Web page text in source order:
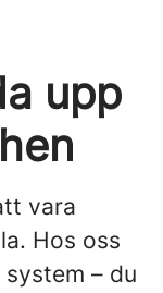
upp
vara
Hos oss
– du